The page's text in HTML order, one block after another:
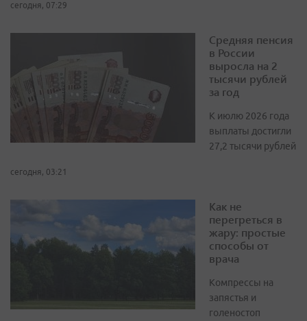
сегодня, 07:29
Средняя пенсия
в России
выросла на 2
тысячи рублей
за год
К июлю 2026 года
выплаты достигли
27,2 тысячи рублей
сегодня, 03:21
Как не
перегреться в
жару: простые
способы от
врача
Компрессы на
запястья и
голеностоп